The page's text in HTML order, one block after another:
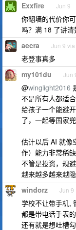
Exxfire Jun 9
你翻墙的代价你
吗？满 18 了讲
aecra Jun 9
老登事真多
my101du Jun
@winglight2016
不是所有人都适
给孩子一个能避
了，一起等国家兜
估计以后 AI 就像
作）能力非常稀缺
不管是投资，规
越来越多越来越隐
windorz Jun 9
学校不让带手机,
都是带电话手表
还有就是想吐槽